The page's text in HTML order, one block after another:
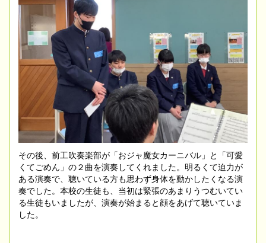
その後、前工吹奏楽部が「おジャ魔女カーニバル」と「可愛
くてごめん」の２曲を演奏してくれました。明るくて迫力が
ある演奏で、聴いている方も思わず身体を動かしたくなる演
奏でした。本校の生徒も、当初は緊張のあまりうつむいてい
る生徒もいましたが、演奏が始まると顔をあげて聴いていま
した。